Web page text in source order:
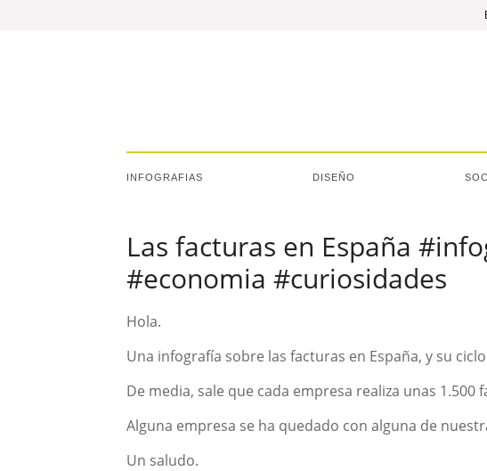
INFOGRAFIAS DISEÑO
Las facturas en España
#economia #curiosidades
Hola.
Una infografía sobre las facturas en España, y su
De media, sale que cada empresa realiza unas
Alguna empresa se ha quedado con alguna de
Un saludo.